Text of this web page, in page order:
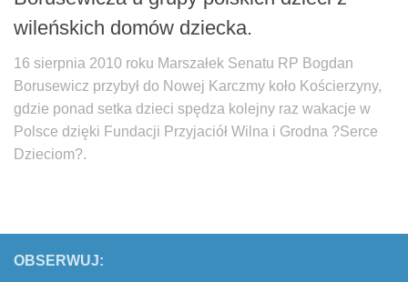
wileńskich domów dziecka.
16 sierpnia 2010 roku Marszałek Senatu RP Bogdan
Borusewicz przybył do Nowej Karczmy koło Kościerzyny,
gdzie ponad setka dzieci spędza kolejny raz wakacje w
Polsce dzięki Fundacji Przyjaciół Wilna i Grodna ?Serce
Dzieciom?.
OBSERWUJ: